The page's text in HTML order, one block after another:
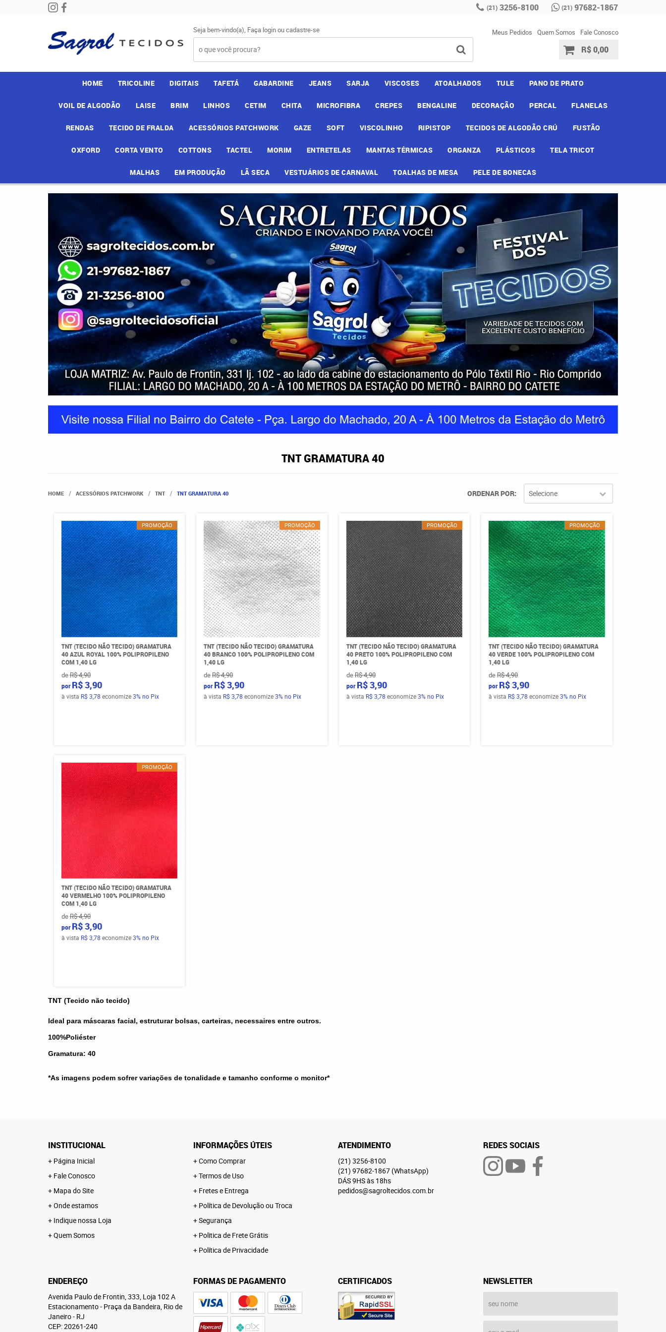
(21) 3256-8100 (21) 97682-1867
Seja bem-vindo(a), Faça loginoucadastre-se Meus Pedidos Quem Somos Fale Conosco
R$ 0,00
HOME TRICOLINE DIGITAIS TAFETÁ GABARDINE JEANS SARJA VISCOSES ATOALHADOS TULE PANO DE PRATO
VOIL DE ALGODÃO LAISE BRIM LINHOS CETIM CHITA MICROFIBRA CREPES BENGALINE DECORAÇÃO PERCAL FLANELAS
RENDAS TECIDO DE FRALDA ACESSÓRIOS PATCHWORK GAZE SOFT VISCOLINHO RIPISTOP TECIDOS DE ALGODÃO CRÚ FUSTÃO
OXFORD CORTA VENTO COTTONS TACTEL MORIM ENTRETELAS MANTAS TÉRMICAS ORGANZA PLÁSTICOS TELA TRICOT
MALHAS EM PRODUÇÃO LÃ SECA VESTUÁRIOS DE CARNAVAL TOALHAS DE MESA PELE DE BONECAS
TNT GRAMATURA 40
HOME ACESSÓRIOS PATCHWORK TNT TNT GRAMATURA 40 ORDENAR POR Selecione
PROMOÇÃO
TNT (TECIDO NÃO TECIDO) GRAMATURA
40 AZUL ROYAL 100% POLIPROPILENO
COM 1,40 LG
deR$ 4,90
por R$ 3,90
à vista R$ 3,78 economize3% no Pix
PROMOÇÃO
TNT (TECIDO NÃO TECIDO) GRAMATURA
40 BRANCO 100% POLIPROPILENO COM
1,40 LG
deR$ 4,90
por R$ 3,90
à vista R$ 3,78 economize3%no Pix
PROMOÇÃO
TNT (TECIDO NÃO TECIDO) GRAMATURA
40 PRETO 100% POLIPROPILENO COM
1,40 LG
deR$ 4,90
por R$ 3,90
à vista R$ 3,78 economize3% no Pix
PROMOÇÃO
TNT (TECIDO NÃO TECIDO) GRAMATURA
40 VERDE 100% POLIPROPILENO COM
1,40 LG
deR$ 4,90
por R$ 3,90
à vista R$ 3,78 economize3%no Pix
PROMOÇÃO
TNT (TECIDO NÃO TECIDO) GRAMATURA
40 VERMELHO 100% POLIPROPILENO
COM 1,40 LG
deR$ 4,90
por R$ 3,90
à vista R$ 3,78 economize3% no Pix
TNT (Tecido não tecido)
Ideal para máscaras facial, estruturar bolsas, carteiras, necessaires entre outros.
100%Poliéster
Gramatura: 40
*As imagens podem sofrer variações de tonalidade e tamanho conforme o monitor*
INSTITUCIONAL
Página Inicial
Fale Conosco
Mapa do Site
Onde estamos
Indique nossa Loja
Quem Somos
INFORMAÇÕES ÚTEIS
Como Comprar
Termos de Uso
Fretes e Entrega
Política de Devolução ou Troca
Segurança
Politica de Frete Grátis
Política de Privacidade
ATENDIMENTO
(21) 3256-8100
(21) 97682-1867 (WhatsApp)
DÁS 9HS às 18hs
pedidos@sagroltecidos.com.br
REDES SOCIAIS
ENDEREÇO
Avenida Paulo de Frontin, 333, Loja 102 A
Estacionamento- Praça da Bandeira, Rio de
Janeiro- RJ
CEP: 20261-240
FORMAS DE PAGAMENTO CERTIFICADOS NEWSLETTER